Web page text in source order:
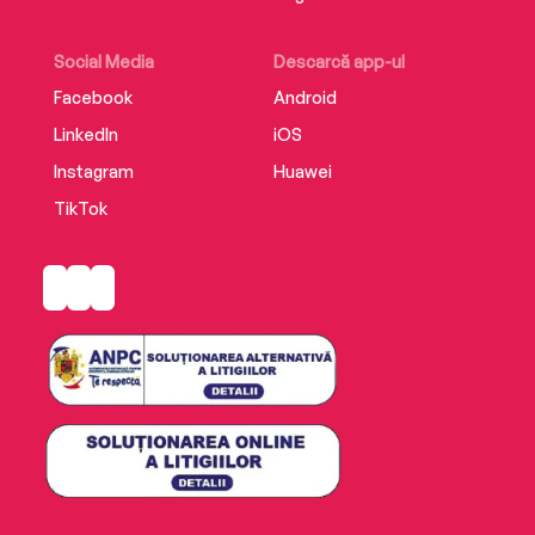
Social Media
Facebook
LinkedIn
Instagram
TikTok
Descarcă app-ul
Android
iOS
Huawei